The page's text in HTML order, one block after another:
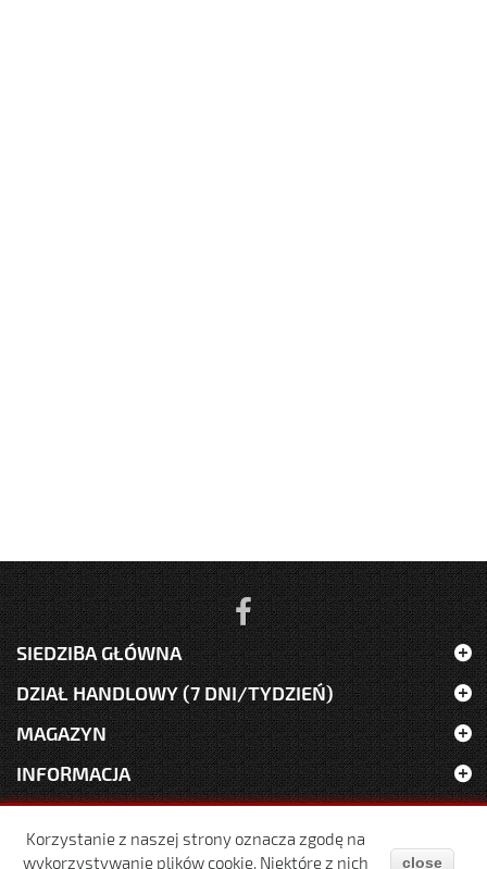
SIEDZIBA GŁÓWNA
DZIAŁ HANDLOWY (7 DNI/TYDZIEŃ)
MAGAZYN
INFORMACJA
Korzystanie z naszej strony oznacza zgodę na
wykorzystywanie plików cookie. Niektóre z nich
close
Wszelkie prawa zastrzeżone (C) 2016 DG BUD s.c.